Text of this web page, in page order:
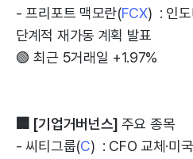
- 프리포트 맥모란(FCX) : 인도
단계적 재가동 계획 발표
🟢 최근 5거래일 +1.97%
🏢 [기업거버넌스] 주요 종목
- 씨티그룹(C) : CFO 교체·미